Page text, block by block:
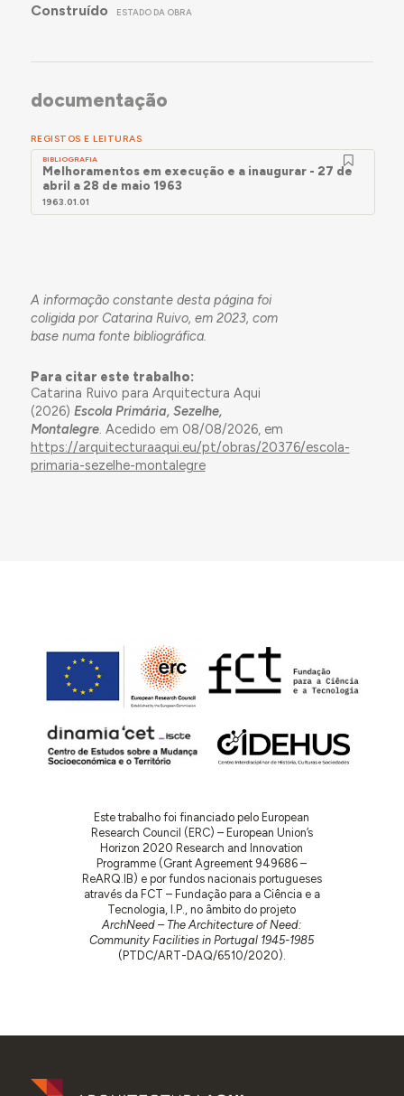
Construído ESTADO DA OBRA
documentação
REGISTOS E LEITURAS
BIBLIOGRAFIA
Melhoramentos em execução e a inaugurar - 27 de
abril a 28 de maio 1963
1963.01.01
A informação constante desta página foi
coligida por Catarina Ruivo, em 2023, com
base numa fonte bibliográfica.
Para citar este trabalho:
Catarina Ruivo para Arquitectura Aqui
(2026) Escola Primária, Sezelhe,
Montalegre. Acedido em 08/08/2026, em
https://arquitecturaaqui.eu/pt/obras/20376/escola-
primaria-sezelhe-montalegre
Este trabalho foi financiado pelo European
Research Council (ERC) – European Union’s
Horizon 2020 Research and Innovation
Programme (Grant Agreement 949686 –
ReARQ.IB) e por fundos nacionais portugueses
através da FCT – Fundação para a Ciência e a
Tecnologia, I.P., no âmbito do projeto
ArchNeed – The Architecture of Need:
Community Facilities in Portugal 1945-1985
(PTDC/ART-DAQ/6510/2020).